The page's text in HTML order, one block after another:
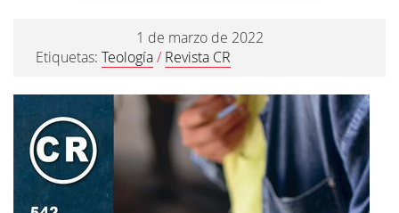
1 de marzo de 2022
Etiquetas: Teología/ Revista CR